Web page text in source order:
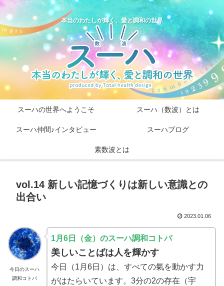
本当のわたしが輝く、愛と調和の世界
スーハの世界へようこそ スーハ（数波）とは
スーハ仲間♪インタビュー スーハブログ
素数波とは
vol.14 新しい記憶づくりは新しい意識との
出合い
2023.01.06
今日のスーハ
調和コトバ
1月6日（金）のスーハ調和コトバ
美しいことばは人を輝かす
今日（1月6日）は、すべての氣を動かす力
がはたらいています。3分の2の存在（宇